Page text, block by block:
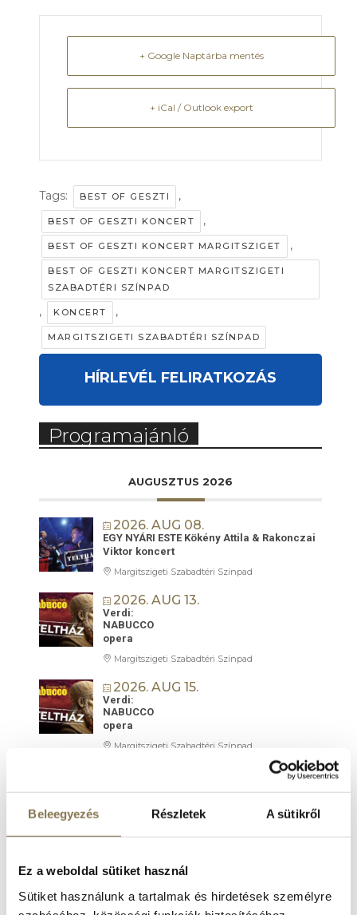
Beleegyezés Részletek A sütikről
Ez a weboldal sütiket használ
Sütiket használunk a tartalmak és hirdetések személyre
+ Google Naptárba mentés
+ iCal / Outlook export
Tags: BEST OF GESZTI ,
BEST OF GESZTI KONCERT ,
BEST OF GESZTI KONCERT MARGITSZIGET ,
BEST OF GESZTI KONCERT MARGITSZIGETI
SZABADTÉRI SZÍNPAD
, KONCERT ,
MARGITSZIGETI SZABADTÉRI SZÍNPAD
HÍRLEVÉL FELIRATKOZÁS
Programajánló
AUGUSZTUS 2026
2026. AUG 08.
EGY NYÁRI ESTE Kökény Attila & Rakonczai
Viktor koncert
Margitszigeti Szabadtéri Színpad
2026. AUG 13.
Verdi:
NABUCCO
opera
Margitszigeti Szabadtéri Színpad
2026. AUG 15.
Verdi:
NABUCCO
opera
Margitszigeti Szabadtéri Színpad
Hangversenyzenekarával
Margitszigeti Szabadtéri Színpad
AMADEUS LIVE